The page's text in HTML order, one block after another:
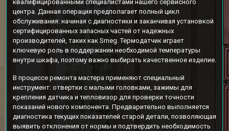
квалифицированными специалистами нашего сервисного
центра. Данная операция предполагает полный цикл
обслуживания: начиная с диагностики и заканчивая установкой
сертифицированных запасных частей от надежных
производителей, таких как Smeg. Термодатчик играет
ключевую роль в поддержании необходимой температуры
внутри шкафа, поэтому важно выбирать качественное изделие.
В процессе ремонта мастера применяют специальный
инструмент: отвертки с малыми головками, зажимы для
крепления датчика и тепловизор для проверки точности
показаний нового компонента. Предварительно выполняется
диагностика текущих показателей старой детали, позволяющая
выявить отклонения от нормы и подтвердить необходимость